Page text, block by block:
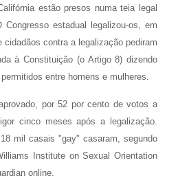
estão presos numa teia legal
estadual legalizou-os, em
cidadãos contra a legalização pediram
à Constituição (o Artigo 8) dizendo
entre homens e mulheres.
por 52 por cento de votos a
cinco meses após a legalização.
mil casais "gay" casaram, segundo
Institute on Sexual Orientation
online.